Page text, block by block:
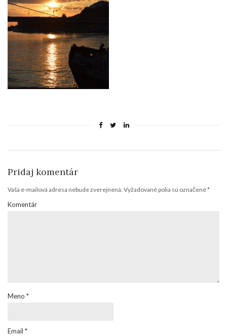
Pridaj komentár
Vaša e-mailová adresa nebude zverejnená. Vyžadované polia sú označené*
Komentár
Meno *
Email *